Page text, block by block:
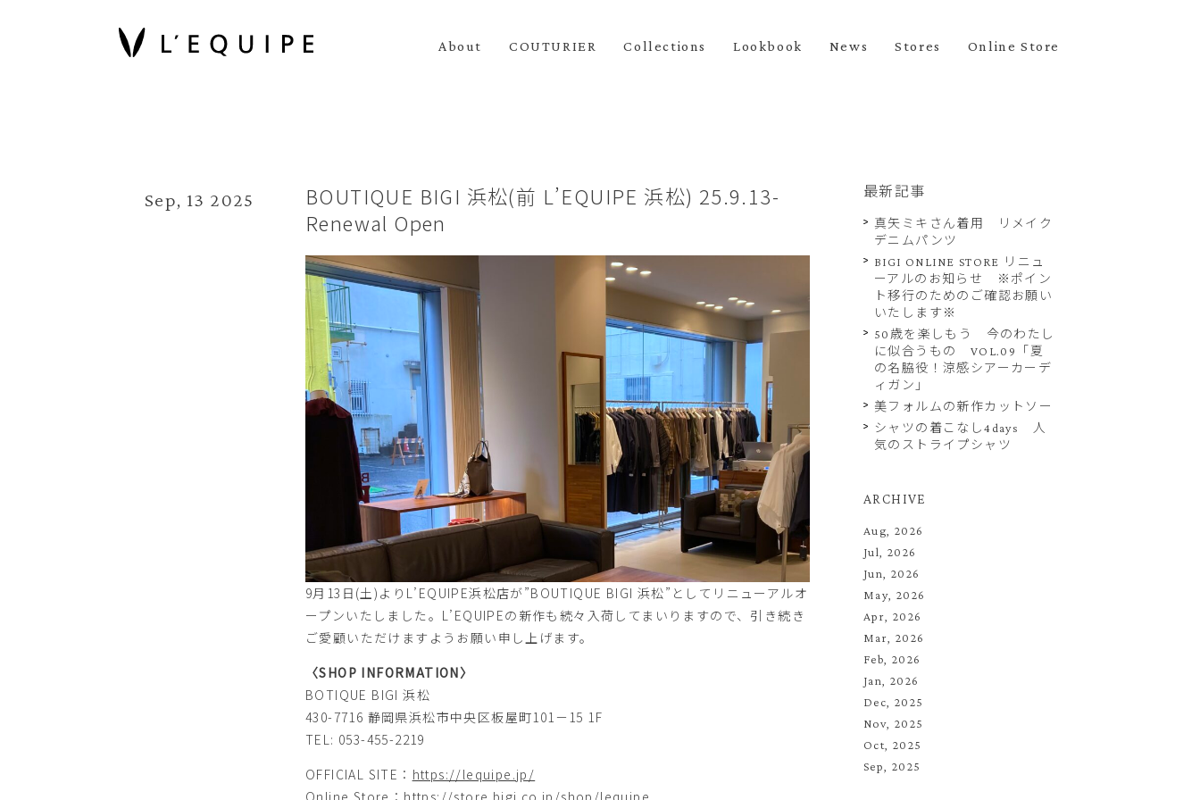
About COUTURIER Collections Lookbook News Stores Online Store
Sep, 13 2025
BOUTIQUE BIGI 浜松(前 L’EQUIPE 浜松) 25.9.13-
Renewal Open
9月13日(土)よりL’EQUIPE浜松店が”BOUTIQUE BIGI 浜松”としてリニューアルオ
ープンいたしまし た。L’EQUIPEの新作も続々入荷してまいりますので、引き続き
ご愛顧いただけますようお願い申し上げます。
〈SHOP INFORMATION〉
BOTIQUE BIGI 浜松
430-7716 静岡県浜松市中央区板屋町101－15 1F
TEL: 053-455-2219
OFFICIAL SITE： https://lequipe.jp/
Online Store： https://store.bigi.co.jp/shop/lequipe
最新記事
真矢ミキさん着用 リメイク
デニムパンツ
BIGI ONLINE STORE リニュ
ーアルのお知らせ ※ポイン
ト移行のためのご確認お願い
いたします※
50歳を楽しもう 今のわたし
に似合うもの VOL.09「夏
の名脇役！涼感シアーカーデ
ィガン」
美フォルムの新作カットソー
シャツの着こなし4days 人
気のストライプシャツ
ARCHIVE
Aug, 2026
Jul, 2026
Jun, 2026
May, 2026
Apr, 2026
Mar, 2026
Feb, 2026
Jan, 2026
Dec, 2025
Nov, 2025
Oct, 2025
Sep, 2025